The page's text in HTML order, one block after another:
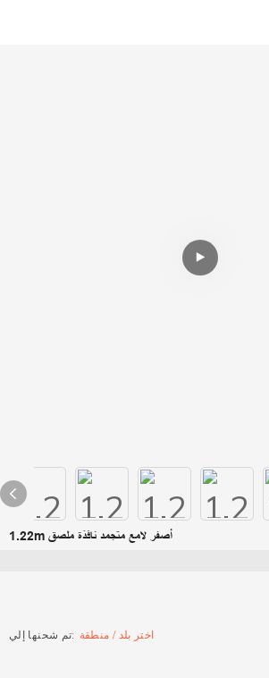
1.22m أصفر لامع متجمد نافذة ملصق
تم شحنها إلي: اختر بلد / منطقة